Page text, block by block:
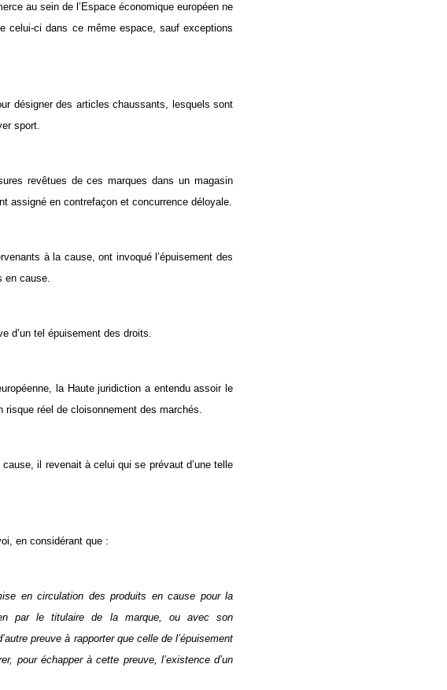
au sein de l’Espace économique européen ne
celui-ci dans ce même espace, sauf exceptions
désigner des articles chaussants, lesquels sont
sport.
revêtues de ces marques dans un magasin
assigné en contrefaçon et concurrence déloyale.
à la cause, ont invoqué l’épuisement des
en cause.
d’un tel épuisement des droits.
la Haute juridiction a entendu assoir le
risque réel de cloisonnement des marchés.
il revenait à celui qui se prévaut d’une telle
en considérant que :
en circulation des produits en cause pour la
par le titulaire de la marque, ou avec son
preuve à rapporter que celle de l’épuisement
pour échapper à cette preuve, l’existence d’un